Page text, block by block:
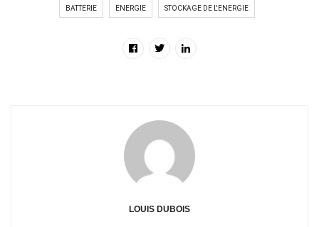
BATTERIE ENERGIE STOCKAGE DE L'ENERGIE
LOUIS DUBOIS